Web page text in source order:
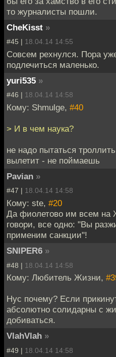
то журналисты пошли.
CheKisst »
#45 | 18.04.14 14:55
Совсем рехнулся. Пора
подлечиться маленько.
yuri535 »
#46 | 18.04.14 14:58
Кому: Shmulge, #40
> И в чем наука?
не надо пытаться
вылетит - не поймаешь
Pavian »
#47 | 18.04.14 14:58
Кому: ste, #20
Да фиолетово им всем на
говори, все одно: "Вы
применим санкции"!
SNIPER6 »
#48 | 18.04.14 14:58
Кому: Любитель Жизни,
Нус почему? Если
абсолютно солидарны с
добиваться.
VlahVlah »
#49 | 18.04.14 14:58